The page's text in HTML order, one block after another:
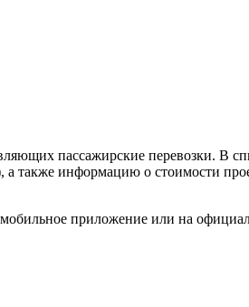
пассажирские перевозки. В
также информацию о стоимости
приложение или на